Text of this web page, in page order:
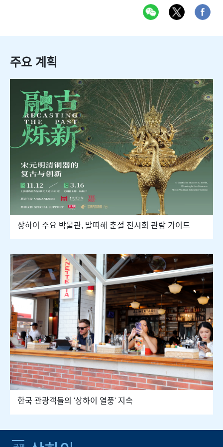
주요 계획
상하이 주요 박물관, 말띠해 춘절 전시회 관람 가이드
한국 관광객들의 '상하이 열풍' 지속